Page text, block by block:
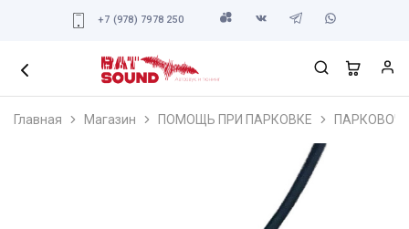
+7 (978) 7978 250
Главная Магазин ПОМОЩЬ ПРИ ПАРКОВКЕ